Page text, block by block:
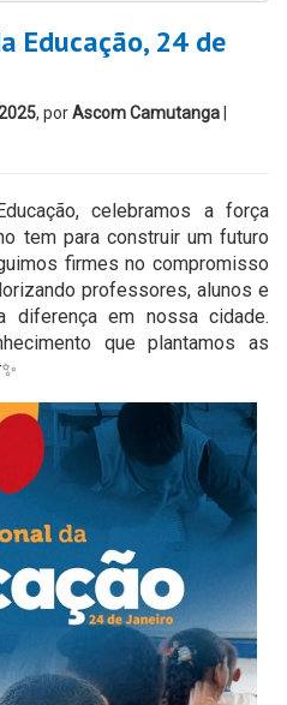
Educação, 24 de
, porAscom Camutanga
celebramos a força
tem para construir um futuro
firmes no compromisso
professores, alunos e
diferença em nossa cidade.
que plantamos as